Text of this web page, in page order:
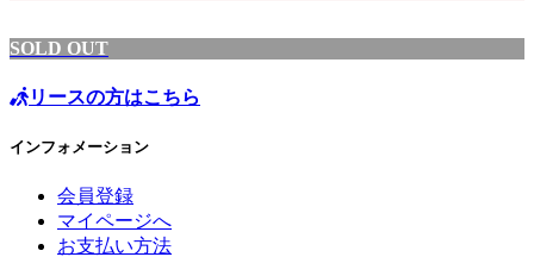
SOLD OUT
リースの方はこちら
インフォメーション
会員登録
マイページへ
お支払い方法